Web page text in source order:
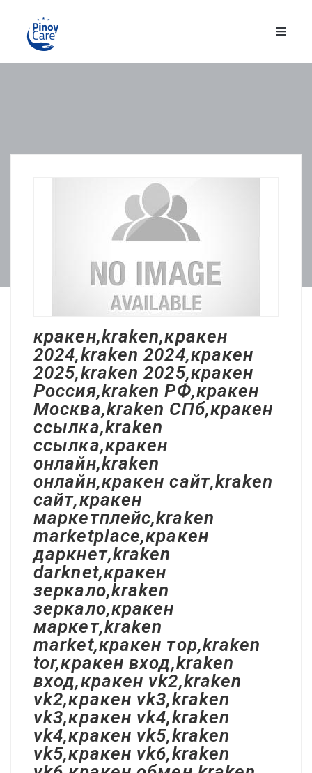
кракен,kraken,кракен
2024,kraken 2024,кракен
2025,kraken 2025,кракен
Россия,kraken РФ,кракен
Москва,kraken СПб,кракен
ссылка,kraken
ссылка,кракен
онлайн,kraken
онлайн,кракен сайт,kraken
сайт,кракен
маркетплейс,kraken
marketplace,кракен
даркнет,kraken
darknet,кракен
зеркало,kraken
зеркало,кракен
маркет,kraken
market,кракен тор,kraken
tor,кракен вход,kraken
вход,кракен vk2,kraken
vk2,кракен vk3,kraken
vk3,кракен vk4,kraken
vk4,кракен vk5,kraken
vk5,кракен vk6,kraken